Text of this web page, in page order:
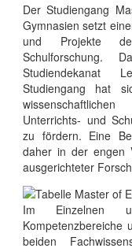
Der Studiengang
Gymnasien setzt
und Projekte
Studiendekanat
Studiengang hat
Unterrichts- und
zu fördern. Eine
daher in der engen
ausgerichteter
Im Einzelnen
beiden